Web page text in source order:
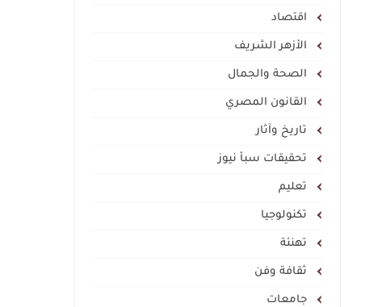
اقتصاد
الأزهر الشريف
الصحة والجمال
القانون المصري
تاريخ وآثار
تحقيقات سبأ نيوز
تعليم
تكنولوجيا
تهنئة
ثقافة وفن
جامعات